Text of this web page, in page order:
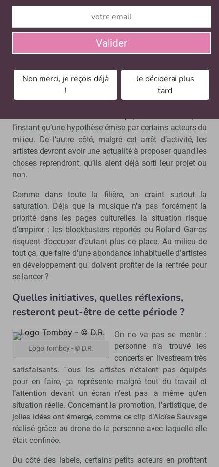
Cléa Vincent, artiste dont
© D.R.
Chantiers des Francofolies
ou les Inouïs du Printemps
de Bourges existeront à la
rentrée, ce qui permet à
présenter leur travail.
Ensuite, les artistes français auront peut-être plus de
l’instant qu’une hypothèse émise par certains acteurs du
milieu. De l’autre côté, malgré cet arrêt d’activité, les
artistes devront avoir une actualité à proposer quand les
choses reprendront, qu’ils aient déjà sorti leur projet ou
non.
Comme dans toute la filière, on craint surtout la
saturation. Déjà que la musique n’a pas forcément la
priorité dans les pages culturelles, la situation risque
d’empirer : les blockbusters reportés ou Roland Garros
risquent d’occuper d’autant plus de place. Au milieu de
tout ça, que faire d’une abondance inhabituelle d’artistes
en développement qui doivent profiter de la rentrée pour
se lancer ?
Quelles initiatives, quelles réflexions,
resteront peut-être de cette période ?
Logo Tomboy - © D.R.
On ne va pas se mentir :
personne n’a trouvé les
concerts en livestream très
satisfaisants. Tous les artistes n’étaient pas équipés
pour en faire, ça représente malgré tout du travail et
l’attention devant un écran n’est pas la même qu’en
situation réelle. Concernant la promotion, l’artistique, de
jolies idées ont émergé, comme ce clip d’Aloïse Sauvage
réalisé grâce au drone de la personne avec laquelle elle
était confinée.
Du côté des labels, certains petits acteurs en profitent
Valider
Non merci, je reçois déjà
!
Je déciderai plus
tard